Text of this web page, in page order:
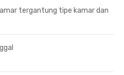
tergantung tipe kamar dan